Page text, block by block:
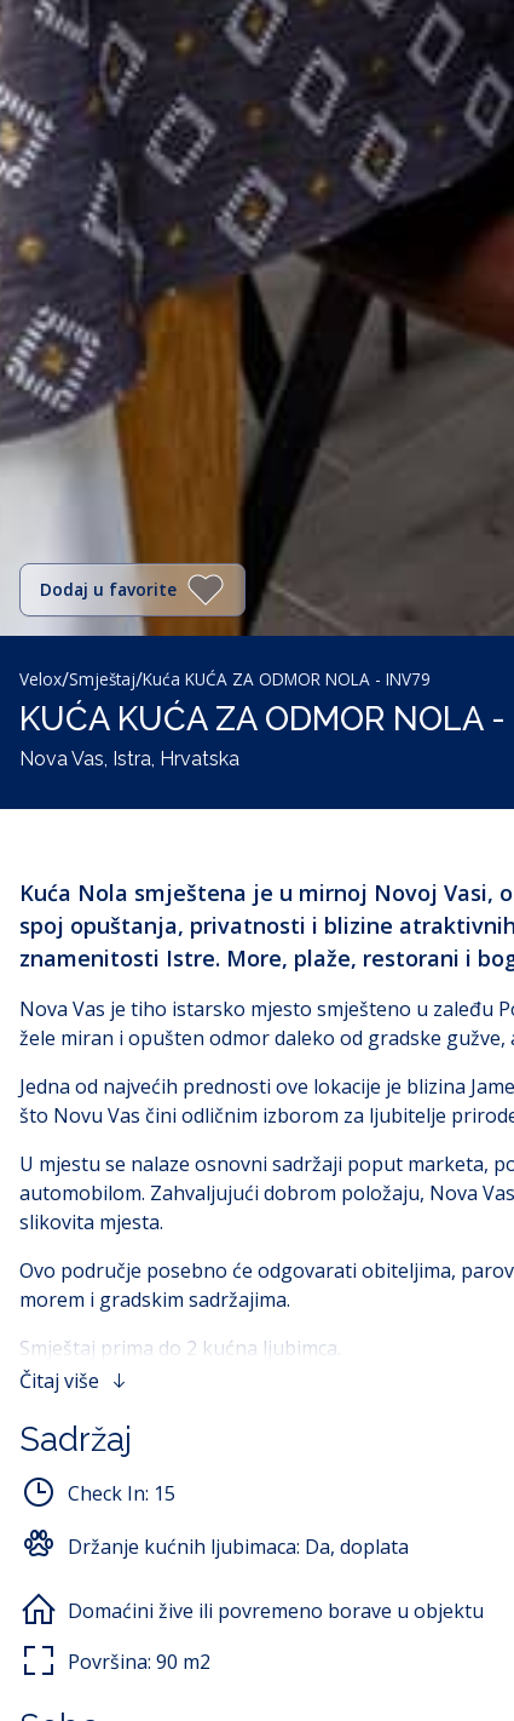
Dodaj u favorite
Velox/Smještaj/Kuća KUĆA ZA ODMOR NOLA - INV79
KUĆA KUĆA ZA ODMOR NOLA
Nova Vas, Istra, Hrvatska
Kuća Nola smještena je u mirnoj Novoj Vasi,
spoj opuštanja, privatnosti i blizine
znamenitosti Istre. More, plaže, restorani i
Nova Vas je tiho istarsko mjesto smješteno u zaleđu
žele miran i opušten odmor daleko od gradske
Jedna od najvećih prednosti ove lokacije je blizina
što Novu Vas čini odličnim izborom za ljubitelje
U mjestu se nalaze osnovni sadržaji poput marketa,
automobilom. Zahvaljujući dobrom položaju, Nova
slikovita mjesta.
Ovo područje posebno će odgovarati obiteljima,
morem i gradskim sadržajima.
Smještaj prima do 2 kućna ljubimca.
Udobna i prostrana kuća/apartman za do 5 osoba
etaže i nudi dovoljno prostora za ugodan boravak u
Sastoji se od tri svijetle spavaće sobe, od kojih su
i klima-uređaj, a druga je također opremljena klima-
pećnicom, povezana s dnevnim boravkom i
Smještaj ima dvije kupaonice te ugodan vanjski
večerima.
Kuća je funkcionalno uređena i opremljena svim
Čitaj više
Sadržaj
Check In: 15
Držanje kućnih ljubimaca: Da, doplata
Domaćini žive ili povremeno borave u objektu
Površina: 90 m2